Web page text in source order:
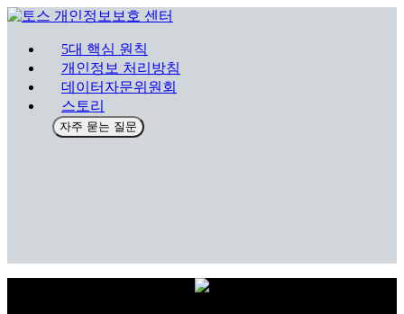
5대 핵심 원칙
개인정보 처리방침
데이터자문위원회
스토리
자주 묻는 질문